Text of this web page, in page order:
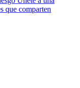
que comparten